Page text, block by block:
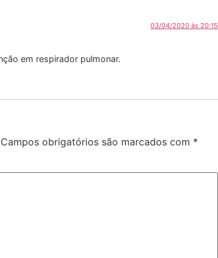
03/04/2020 às 20:15
em respirador pulmonar.
Campos obrigatórios são marcados com *